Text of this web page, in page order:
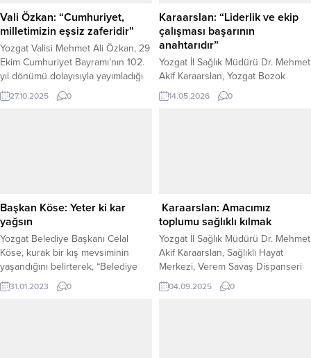
Vali Özkan: “Cumhuriyet,
milletimizin eşsiz zaferidir”
Yozgat Valisi Mehmet Ali Özkan, 29
Ekim Cumhuriyet Bayramı’nın 102.
yıl dönümü dolayısıyla yayımladığı
kutlama mesajında, Cumhuriyetin
Türk milletinin bağımsızlık
taçlandırdığı günün 102. yıl
dönümünü kutlamanın gurur...
27.10.2025 0
Karaarslan: “Liderlik ve ekip
çalışması başarının
anahtarıdır”
Yozgat İl Sağlık Müdürü Dr. Mehmet
Akif Karaarslan, Yozgat Bozok
Üniversitesi İktisadi ve İdari Bilimler
Fakültesi tarafından düzenlen
kalitesini artırdığını hem de
kurumsal başarıyı güçlendirdiğini
belirterek,...
14.05.2026 0
Başkan Köse: Yeter ki kar
yağsın
Yozgat Belediye Başkanı Celal
Köse, kurak bir kış mevsiminin
yaşandığını belirterek, “Belediye
olarak karla mücadele ekiplerimiz
vardiyalı olarak 24 saat esasına
31.01.2023 0
Karaarslan: Amacımız
toplumu sağlıklı kılmak
Yozgat İl Sağlık Müdürü Dr. Mehmet
Akif Karaarslan, Sağlıklı Hayat
Merkezi, Verem Savaş Dispanseri
ve Kanser Erken Teşhis, Tarama ve
Eğitim Merkezi (KETEM) gibi
04.09.2025 0